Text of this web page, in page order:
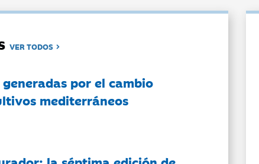
VER TODOS
por el cambio
mediterráneos